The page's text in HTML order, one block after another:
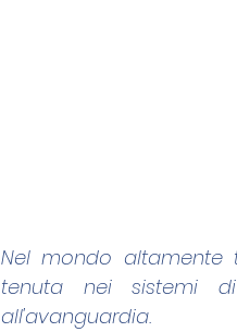
Nel mondo altamente
tenuta nei sistemi
all'avanguardia.